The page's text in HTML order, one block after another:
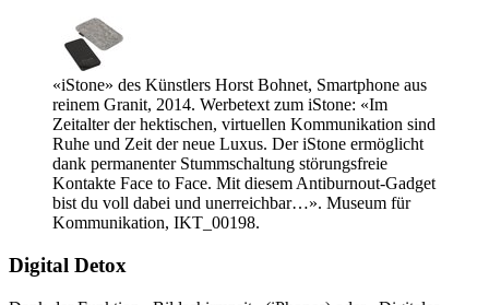
«iStone» des Künstlers Horst Bohnet, Smartphone aus
reinem Granit, 2014. Werbetext zum iStone: «Im
Zeitalter der hektischen, virtuellen Kommunikation sind
Ruhe und Zeit der neue Luxus. Der iStone ermöglicht
dank permanenter Stummschaltung störungsfreie
Kontakte Face to Face. Mit diesem Antiburnout-Gadget
bist du voll dabei und unerreichbar…». Museum für
Kommunikation, IKT_00198.
Digital Detox